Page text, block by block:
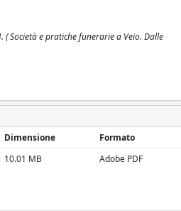
( Società e pratiche funerarie a Veio. Dalle
Dimensione
Formato
10.01 MB Adobe PDF